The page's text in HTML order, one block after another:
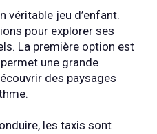
véritable jeu d’enfant.
pour explorer ses
La première option est
une grande
des paysages
les taxis sont